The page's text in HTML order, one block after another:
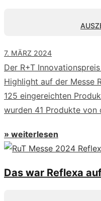
7. MÄRZ 2024
Der R+T
Highlight auf der Messe
125 eingereichten
wurden 41 Produkte von
» weiterlesen
Das war Reflexa